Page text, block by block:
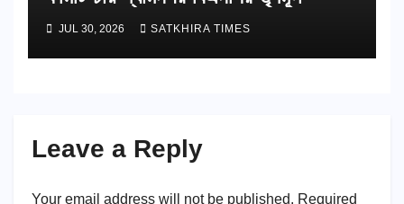
JUL 30, 2026 SATKHIRA TIMES
Leave a Reply
Your email address will not be published. Required